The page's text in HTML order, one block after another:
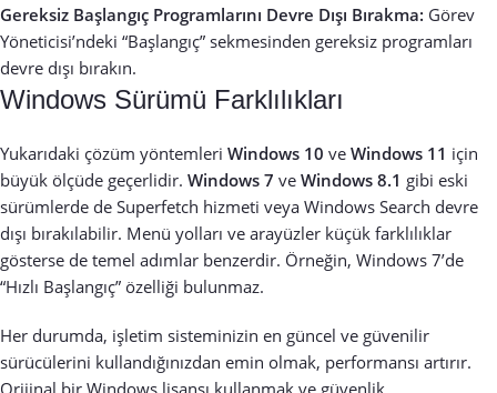
Gereksiz Başlangıç Programlarını Devre Dışı Bırakma: Görev
Yöneticisi’ndeki “Başlangıç” sekmesinden gereksiz programları
devre dışı bırakın.
Windows Sürümü Farklılıkları
Yukarıdaki çözüm yöntemleri Windows 10 ve Windows 11 için
büyük ölçüde geçerlidir. Windows 7 ve Windows 8.1 gibi eski
sürümlerde de Superfetch hizmeti veya Windows Search devre
dışı bırakılabilir. Menü yolları ve arayüzler küçük farklılıklar
gösterse de temel adımlar benzerdir. Örneğin, Windows 7’de
“Hızlı Başlangıç” özelliği bulunmaz.
Her durumda, işletim sisteminizin en güncel ve güvenilir
sürücülerini kullandığınızdan emin olmak, performansı artırır.
Orijinal bir Windows lisansı kullanmak ve güvenlik